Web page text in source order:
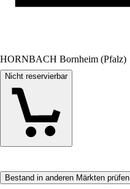
HORNBACH Bornheim (Pfalz)
Nicht reservierbar
Bestand in anderen Märkten prüfen